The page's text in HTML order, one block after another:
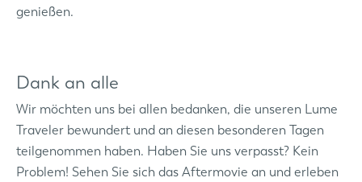
genießen.
Dank an alle
Wir möchten uns bei allen bedanken, die unseren Lume
Traveler bewundert und an diesen besonderen Tagen
teilgenommen haben. Haben Sie uns verpasst? Kein
Problem! Sehen Sie sich das Aftermovie an und erleben